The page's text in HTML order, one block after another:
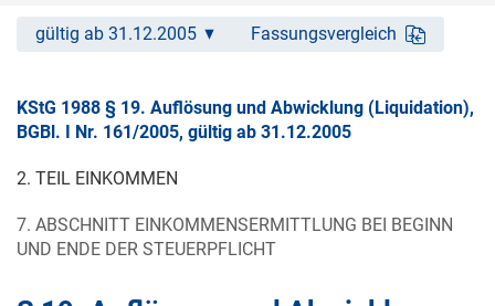
gültig ab 31.12.2005 Fassungsvergleich
KStG 1988 § 19. Auflösung und Abwicklung (Liquidation),
BGBl. I Nr. 161/2005, gültig ab 31.12.2005
2. TEIL EINKOMMEN
7. ABSCHNITT EINKOMMENSERMITTLUNG BEI BEGINN
UND ENDE DER STEUERPFLICHT